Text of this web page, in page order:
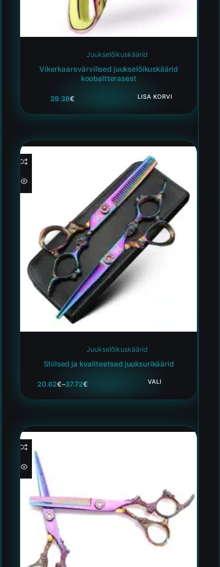
Juukselõikuskäärid
Vikerkaarevärvilised juukselõikuskäärid
koobaltterasest
39.38€ LISA KORVI
Juukselõikuskäärid
Stiilsed ja kvaliteetsed juuksurikäärid
20.62€–37.72€ VALI